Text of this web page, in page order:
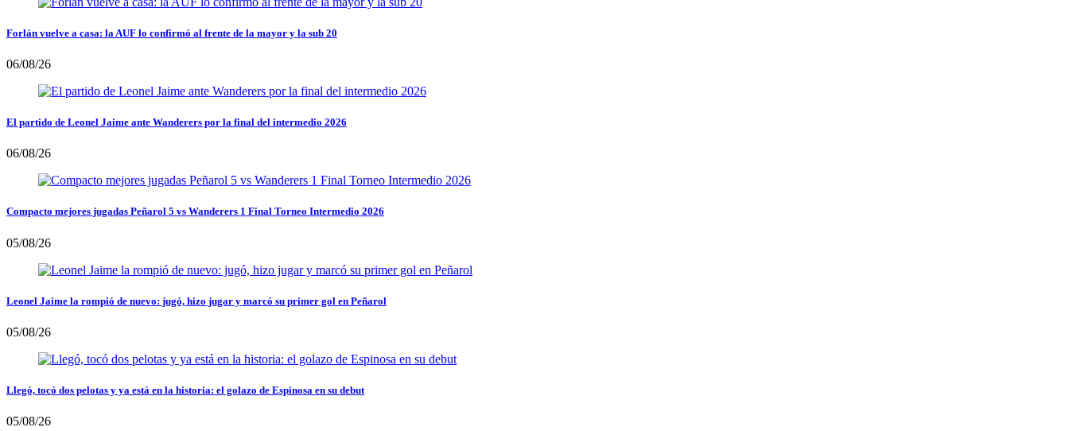
Forlán vuelve a casa: la AUF lo confirmó al frente de la mayor y la sub 20
06/08/26
El partido de Leonel Jaime ante Wanderers por la final del intermedio 2026
06/08/26
Compacto mejores jugadas Peñarol 5 vs Wanderers 1 Final Torneo Intermedio 2026
05/08/26
Leonel Jaime la rompió de nuevo: jugó, hizo jugar y marcó su primer gol en Peñarol
05/08/26
Llegó, tocó dos pelotas y ya está en la historia: el golazo de Espinosa en su debut
05/08/26